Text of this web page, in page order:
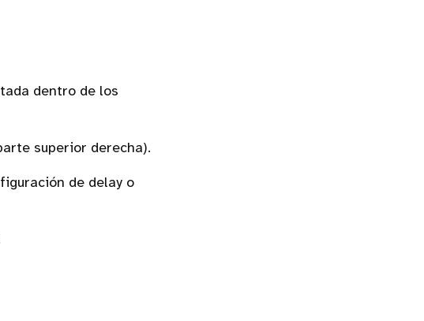
dentro de los
superior derecha).
de delay o